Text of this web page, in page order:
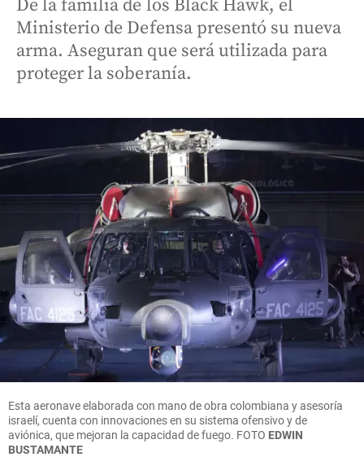
De la familia de los Black Hawk, el
Ministerio de Defensa presentó su nueva
arma. Aseguran que será utilizada para
proteger la soberanía.
Esta aeronave elaborada con mano de obra colombiana y asesoría
israelí, cuenta con innovaciones en su sistema ofensivo y de
aviónica, que mejoran la capacidad de fuego. FOTO EDWIN
BUSTAMANTE